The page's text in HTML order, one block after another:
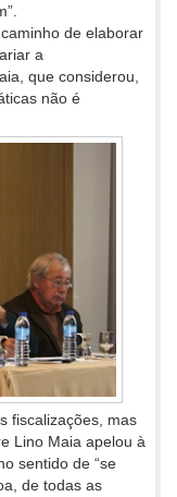
de elaborar
a
que considerou,
não é
fiscalizações, mas
Lino Maia apelou à
sentido de “se
de todas as